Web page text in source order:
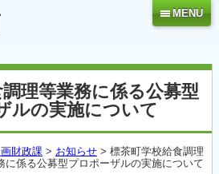
MENU
理等業務に係る公募型
ルの実施について
財政課 > お知らせ > 標茶町学校給食調理
に係る公募型プロポーザルの実施について